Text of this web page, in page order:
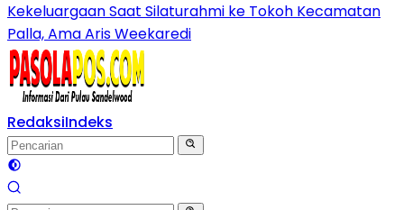
Kekeluargaan Saat Silaturahmi ke Tokoh Kecamatan
Palla, Ama Aris Weekaredi
RedaksiIndeks